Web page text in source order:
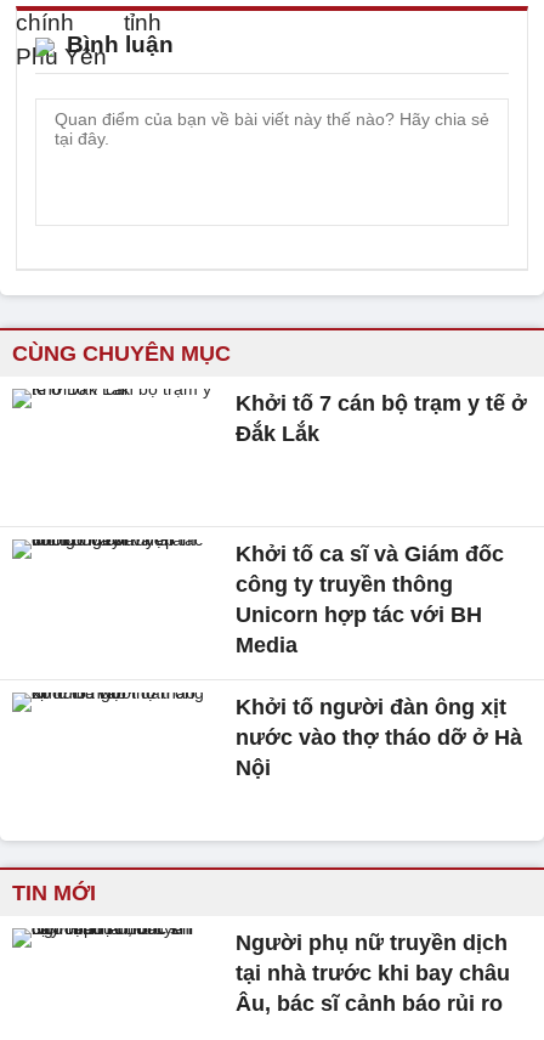
Bình luận
CÙNG CHUYÊN MỤC
Khởi tố 7 cán bộ trạm y tế ở
Đắk Lắk
Khởi tố ca sĩ và Giám đốc
công ty truyền thông
Unicorn hợp tác với BH
Media
Khởi tố người đàn ông xịt
nước vào thợ tháo dỡ ở Hà
Nội
TIN MỚI
Người phụ nữ truyền dịch
tại nhà trước khi bay châu
Âu, bác sĩ cảnh báo rủi ro